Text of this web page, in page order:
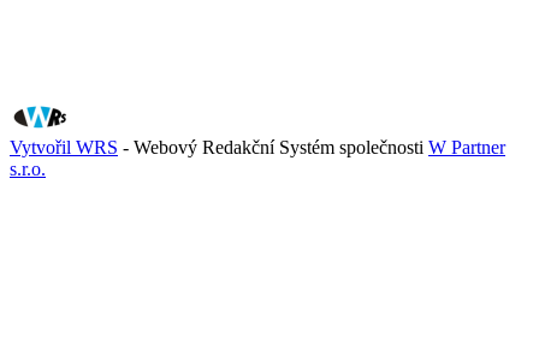
Vytvořil WRS - Webový Redakční Systém společnosti W Partner
s.r.o.